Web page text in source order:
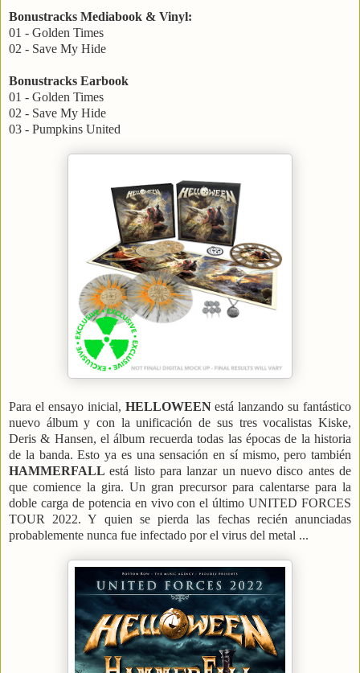
Bonustracks Mediabook & Vinyl:
01 - Golden Times
02 - Save My Hide
Bonustracks Earbook
01 - Golden Times
02 - Save My Hide
03 - Pumpkins United
Para el ensayo inicial, HELLOWEENestá lanzando su fantástico
nuevo álbum y con la unificación de sus tres vocalistas Kiske,
Deris & Hansen, el álbum recuerda todas las épocas de la historia
de la banda. Esto ya es una sensación en sí mismo, pero también
HAMMERFALLestá listo para lanzar un nuevo disco antes de
que comience la gira. Un gran precursor para calentarse para la
doble carga de potencia en vivo con el último UNITED FORCES
TOUR 2022. Y quien se pierda las fechas recién anunciadas
probablemente nunca fue infectado por el virus del metal ...